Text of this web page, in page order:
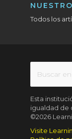
Todos los
Esta
igualdad de
©2026
Visite